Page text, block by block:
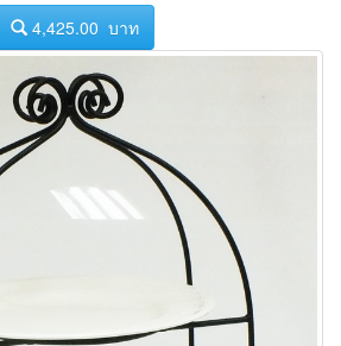
4,425.00 บาท